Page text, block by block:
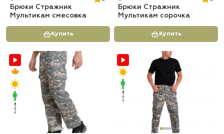
Брюки Стражник
Мультикам смесовка
Купить
Брюки Стражник
Мультикам сорочка
Купить